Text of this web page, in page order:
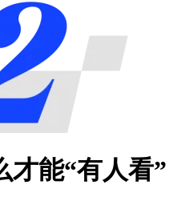
才能“有人看”